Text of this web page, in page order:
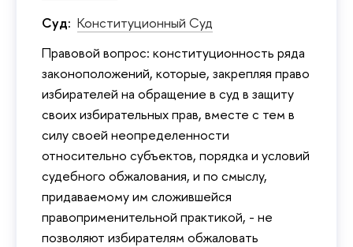
Суд: Конституционный Суд
Правовой вопрос: конституционность ряда
законоположений, которые, закрепляя право
избирателей на обращение в суд в защиту
своих избирательных прав, вместе с тем в
силу своей неопределенности
относительно субъектов, порядка и условий
судебного обжалования, и по смыслу,
придаваемому им сложившейся
правоприменительной практикой, - не
позволяют избирателям обжаловать